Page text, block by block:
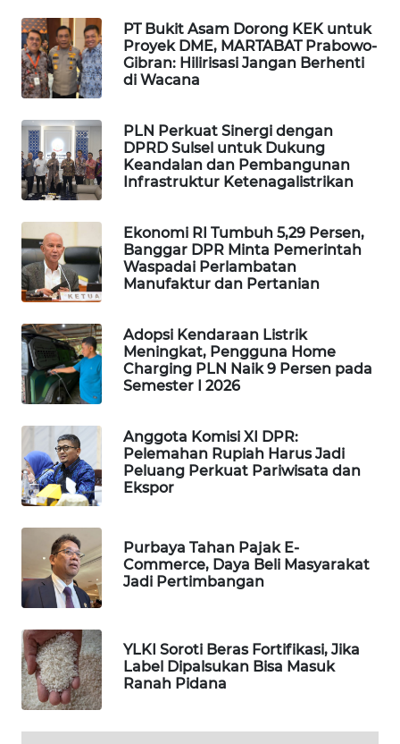
PT Bukit Asam Dorong KEK untuk
Proyek DME, MARTABAT Prabowo-
Gibran: Hilirisasi Jangan Berhenti
di Wacana
PLN Perkuat Sinergi dengan
DPRD Sulsel untuk Dukung
Keandalan dan Pembangunan
Infrastruktur Ketenagalistrikan
Ekonomi RI Tumbuh 5,29 Persen,
Banggar DPR Minta Pemerintah
Waspadai Perlambatan
Manufaktur dan Pertanian
Adopsi Kendaraan Listrik
Meningkat, Pengguna Home
Charging PLN Naik 9 Persen pada
Semester I 2026
Anggota Komisi XI DPR:
Pelemahan Rupiah Harus Jadi
Peluang Perkuat Pariwisata dan
Ekspor
Purbaya Tahan Pajak E-
Commerce, Daya Beli Masyarakat
Jadi Pertimbangan
YLKI Soroti Beras Fortifikasi, Jika
Label Dipalsukan Bisa Masuk
Ranah Pidana
WAHANA
TANI
ADVOKAT
WAHANA
INFRASTRUKTUR
WAHANA
KONSUMEN
WAHANA
LISTRIK
WAHANA
TRAVEL
WAHANA
TV
WAHANANEWS
WAHANANEWS
CO ID
WAHANANEWS
NET
WAHANA